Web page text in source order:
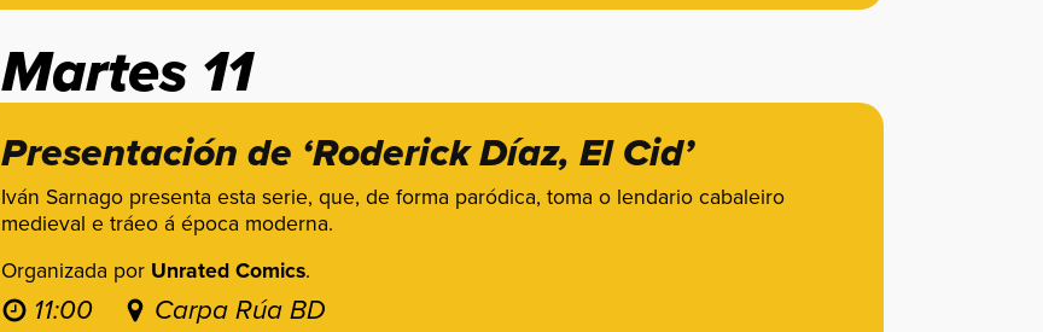
Martes 11
Presentación de ‘Roderick Díaz, El Cid’
Iván Sarnago presenta esta serie, que, de forma paródica, toma o lendario cabaleiro
medieval e tráeo á época moderna.
Organizada por Unrated Comics.
11:00 Carpa Rúa BD